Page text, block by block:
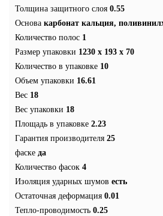
Толщина защитного слоя 0.55
Основа карбонат кальция,
Количество полос 1
Размер упаковки 1230 x 193 x 70
Количество в упаковке 10
Объем упаковки 16.61
Вес 18
Вес упаковки 18
Площадь в упаковке 2.23
Гарантия производителя 25
фаске да
Количество фасок 4
Изоляция ударных шумов есть
Остаточная деформация 0.01
Тепло-проводимость 0.25